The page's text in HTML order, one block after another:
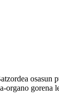
organo gorena